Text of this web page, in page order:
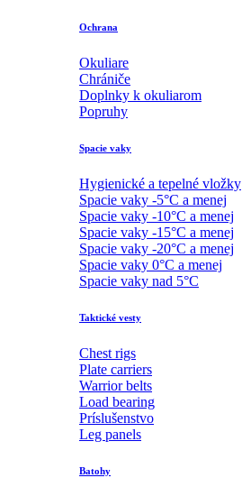
Ochrana
Okuliare
Chrániče
Doplnky k okuliarom
Popruhy
Spacie vaky
Hygienické a tepelné vložky
Spacie vaky -5°C a menej
Spacie vaky -10°C a menej
Spacie vaky -15°C a menej
Spacie vaky -20°C a menej
Spacie vaky 0°C a menej
Spacie vaky nad 5°C
Taktické vesty
Chest rigs
Plate carriers
Warrior belts
Load bearing
Príslušenstvo
Leg panels
Batohy